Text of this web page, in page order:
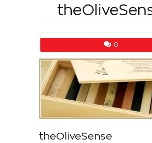
0
theOliveSense